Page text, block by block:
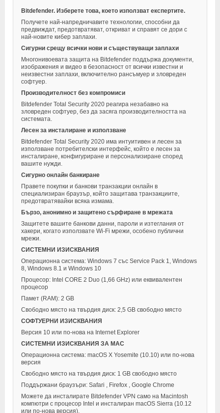
Bitdefender. Изберете това, което използват експертите.
Получете най-напредничавите технологии, способни да
предвиждат, предотвратяват, откриват и справят се дори с
най-новите кибер заплахи.
Сигурни срещу всички нови и съществуващи заплахи
Многонивоевата защита на Bitdefender поддържа документи,
изображения и видео в безопасност от всички известни и
неизвестни заплахи, включително рансъмуер и зловреден
софтуер.
Производителност без компромиси
Bitdefender Total Security 2020 реагира незабавно на
зловреден софтуер, без да засяга производителността на
системата.
Лесен за инсталиране и използване
Bitdefender Total Security 2020 има интуитивен и лесен за
използване потребителски интерфейс, който е лесен за
инсталиране, конфигуриране и персонализиране според
вашите нужди.
Сигурно онлайн банкиране
Правете покупки и банкови транзакции онлайн в
специализиран браузър, който защитава транзакциите,
предотвратявайки всяка измама.
Бързо, анонимно и защитено сърфиране в мрежата
Защитете вашите банкови данни, пароли и изтеглания от
хакери, когато използвате Wi-Fi мрежи, особено публични
мрежи.
СИСТЕМНИ ИЗИСКВАНИЯ
Операционна система: Windows 7 със Service Pack 1, Windows
8, Windows 8.1 и Windows 10
Процесор: Intel CORE 2 Duo (1,66 GHz) или еквивалентен
процесор
Памет (RAM): 2 GB
Свободно място на твърдия диск: 2,5 GB свободно място
СОФТУЕРНИ ИЗИСКВАНИЯ
Версия 10 или по-нова на Internet Explorer
СИСТЕМНИ ИЗИСКВАНИЯ ЗА MAC
Операционна система: macOS X Yosemite (10.10) или по-нова
версия
Свободно място на твърдия диск: 1 GB свободно място
Поддържани браузъри: Safari , Firefox , Google Chrome
Можете да инсталирате Bitdefender VPN само на Macintosh
компютри с процесор Intel и инсталиран macOS Sierra (10.12
или по-нова версия).